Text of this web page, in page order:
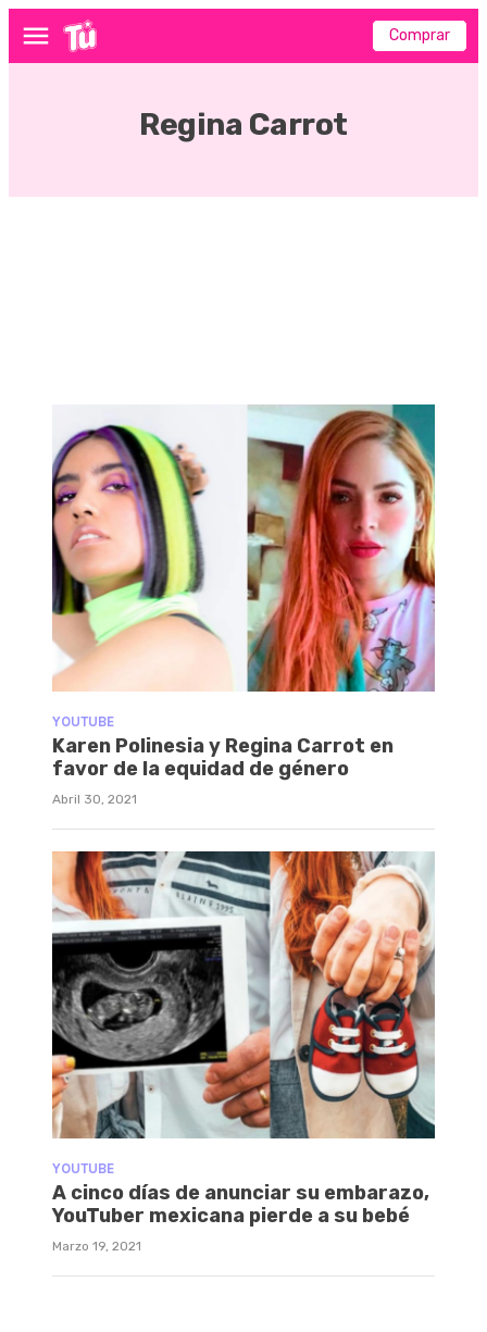
Menú Comprar
Regina Carrot
YOUTUBE
Karen Polinesia y Regina Carrot en
favor de la equidad de género
Abril 30, 2021
YOUTUBE
A cinco días de anunciar su embarazo,
YouTuber mexicana pierde a su bebé
Marzo 19, 2021